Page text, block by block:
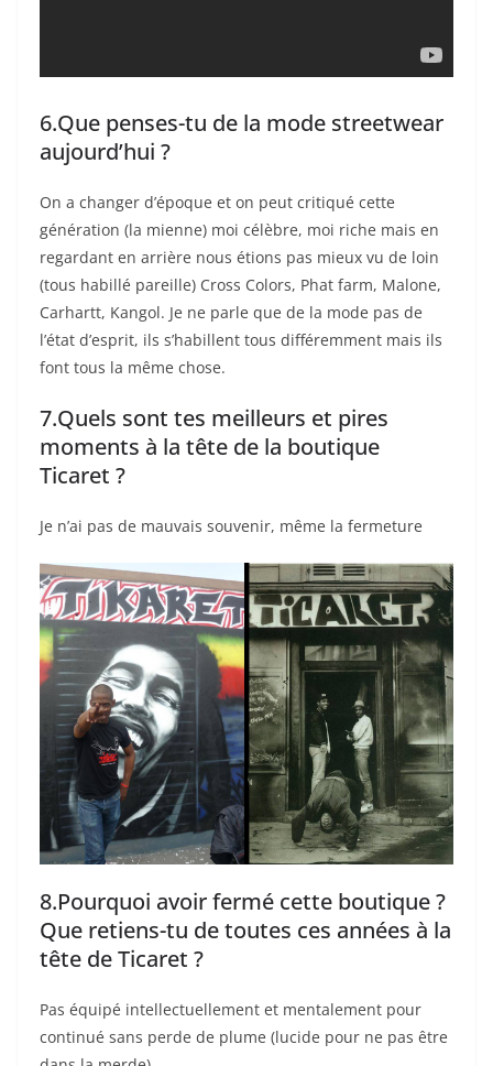
6.Que penses-tu de la mode streetwear
aujourd’hui ?
On a changer d’époque et on peut critiqué cette
génération (la mienne) moi célèbre, moi riche mais en
regardant en arrière nous étions pas mieux vu de loin
(tous habillé pareille) Cross Colors, Phat farm, Malone,
Carhartt, Kangol. Je ne parle que de la mode pas de
l’état d’esprit, ils s’habillent tous différemment mais ils
font tous la même chose.
7.Quels sont tes meilleurs et pires
moments à la tête de la boutique
Ticaret ?
Je n’ai pas de mauvais souvenir, même la fermeture
8.Pourquoi avoir fermé cette boutique ?
Que retiens-tu de toutes ces années à la
tête de Ticaret ?
Pas équipé intellectuellement et mentalement pour
continué sans perde de plume (lucide pour ne pas être